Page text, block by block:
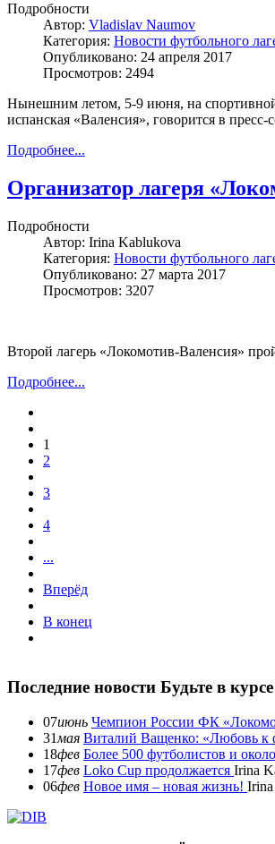
Подробности
Автор: Vladislav Naumov
Категория: Новости футбольного
Опубликовано: 24 апреля 2017
Просмотров: 2494
Нынешним летом, 5-9 июня, на спортивной
испанская «Валенсия», говорится в
Подробнее...
Организатор лагеря
Подробности
Автор: Irina Kablukova
Категория: Новости футбольного
Опубликовано: 27 марта 2017
Просмотров: 3207
Второй лагерь «Локомотив-Валенсия»
Подробнее...
1
2
3
4
...
Вперёд
В конец
Последние новости Будьте в
07июнь Чемпион России ФК
31 мая Виталий Ващенко: «Любовь к
18фев Более 500 футболистов и
17фев Loko Cup продолжается Irina
06фев Новое имя – новая жизнь!